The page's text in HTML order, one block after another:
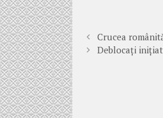
Crucea
Deblocați